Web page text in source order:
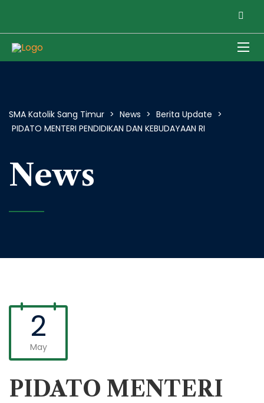
SMA Katolik Sang Timur > News > Berita Update >
PIDATO MENTERI PENDIDIKAN DAN KEBUDAYAAN RI
News
2
May
PIDATO MENTERI